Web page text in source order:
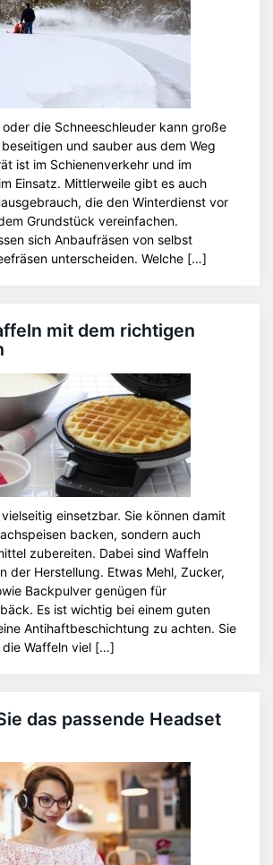
oder die Schneeschleuder kann große
und sauber aus dem Weg
ist im Schienenverkehr und im
Einsatz. Mittlerweile gibt es auch
die den Winterdienst vor
Grundstück vereinfachen.
sich Anbaufräsen von selbst
unterscheiden. Welche […]
mit dem richtigen
einsetzbar. Sie können damit
backen, sondern auch
zubereiten. Dabei sind Waffeln
der Herstellung. Etwas Mehl, Zucker,
Backpulver genügen für
Es ist wichtig bei einem guten
Antihaftbeschichtung zu achten. Sie
Waffeln viel […]
das passende Headset